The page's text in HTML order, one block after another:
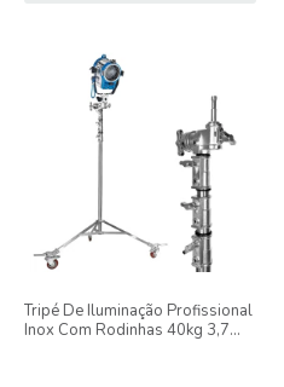
Tripé De Iluminação Profissional
Inox Com Rodinhas 40kg 3,7